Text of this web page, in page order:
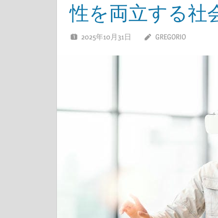
性を両立する社
2025年10月31日 GREGORIO